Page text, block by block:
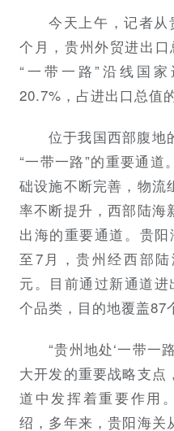
今天上午，记者
个月，贵州外贸进出
“一带一路”沿线国
20.7%，占进出口总值
位于我国西部腹地
“一带一路”的重要通道
础设施不断完善，物流
率不断提升，西部陆海
出海的重要通道。贵
至7月，贵州经西部
元。目前通过新通道
个品类，目的地覆盖87
“贵州地处‘一带一
大开发的重要战略支点
道中发挥着重要作用
绍，多年来，贵阳海关